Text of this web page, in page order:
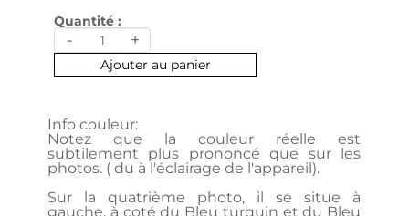
Quantité :
- +
Ajouter au panier
Info couleur:
Notez que la couleur réelle est
subtilement plus prononcé que sur les
photos. ( du à l'éclairage de l'appareil).
Sur la quatrième photo, il se situe à
gauche, à coté du Bleu turquin et du Bleu